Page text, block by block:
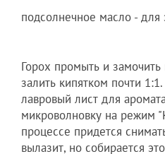
подсолнечное масло - для
Горох промыть и
залить кипятком почти
лавровый лист для
микроволновку на режим
процессе придется
вылазит, но собирается